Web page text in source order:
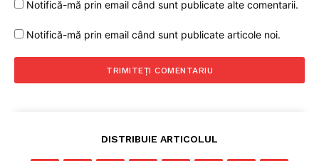
Notifică-mă prin email când sunt publicate alte comentarii.
Notifică-mă prin email când sunt publicate articole noi.
DISTRIBUIE ARTICOLUL